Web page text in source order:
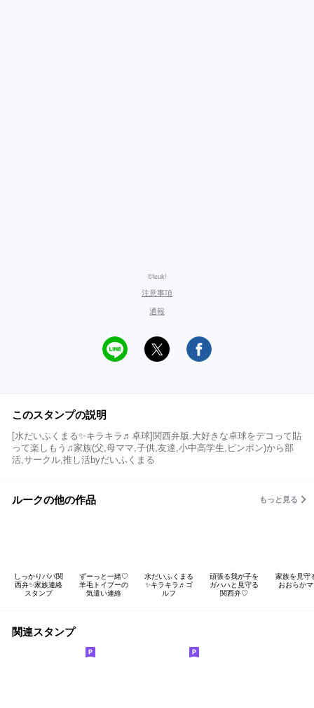
©leuk!
注意事項
通報
このスタンプの説明
[水だいふくまる✨キラキラ♬卓球]関西弁版.大好きな卓球をデコって貼
って楽しもう♫家族(父,母ママ,子供,友達,小中高学生,ピンポン)から部
活,サークル,推し活byだいふくまる
ルークの他の作品 もっと見る
しっかりパパ関
西弁✨家族連絡
スタンプ
ずーっと一緒♡
羊毛トイプーの
気遣い連絡
水だいふくまる
✨キラキラ♬ゴ
ルフ
頑張る我が子を
ガハハと見守る
関西弁♡
家族を見守
おおらか
関連スタンプ